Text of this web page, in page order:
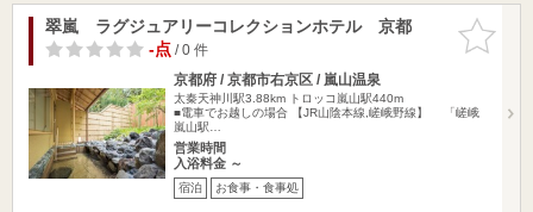
お気に入
りに追加
翠嵐 ラグジュアリーコレクションホテル 京都
-点/ 0 件
京都府 / 京都市右京区 / 嵐山温泉
太秦天神川駅3.88km トロッコ嵐山駅440m
■電車でお越しの場合 【JR山陰本線,嵯峨野線】 「嵯峨
嵐山駅…
営業時間
入浴料金 ～
宿泊 お食事・食事処